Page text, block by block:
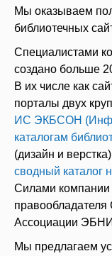
Мы оказываем
библиотечных
Специалистами
создано больше
В их числе как
порталы двух
ИС ЭКБСОН
каталогам
(дизайн и
сводный каталог
Силами компании
Ассоциации
Мы предлагаем